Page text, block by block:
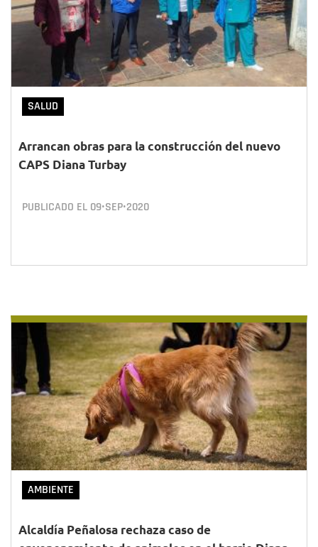
SALUD
Arrancan obras para la construcción del nuevo
CAPS Diana Turbay
PUBLICADO EL 09•SEP•2020
AMBIENTE
Alcaldía Peñalosa rechaza caso de